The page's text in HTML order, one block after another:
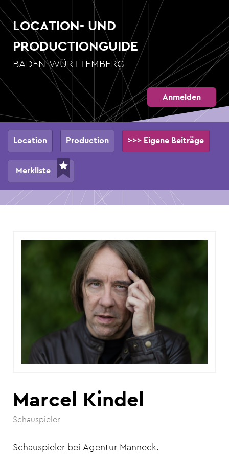
Direkt
zum
Inhalt
LOCATION- UND
PRODUCTIONGUIDE
BADEN-WÜRTTEMBERG
Anmelden
Hauptnavigation
Location Production >>> Eigene Beiträge
Merkliste
Marcel Kindel
Schauspieler
Schauspieler bei Agentur Manneck.